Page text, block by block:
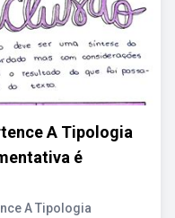
A Tipologia
é
A Tipologia